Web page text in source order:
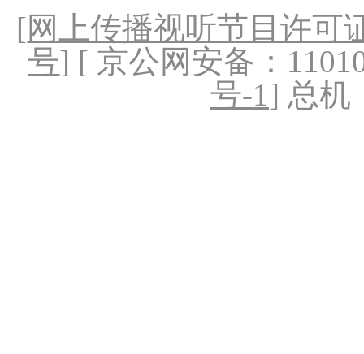
[网上传播视听节目许可
号] [ 京公网安备：
号-1] 总机